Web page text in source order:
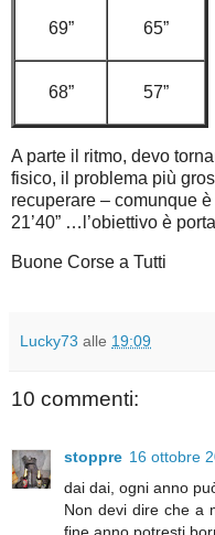
69” 65”
68” 57”
A parte il ritmo, devo
fisico, il problema più
recuperare – comunque
21’40” …l’obiettivo è
Buone Corse a Tutti
Lucky73 alle 19:09
10 commenti:
stoppre 16 ottobre
dai dai, ogni anno
Non devi dire che a